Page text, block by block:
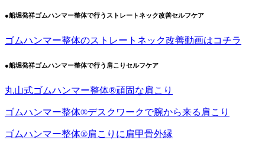
●船堀発祥ゴムハンマー整体で行うストレートネック改善セルフケア
ゴムハンマー整体のストレートネック改善動画はコチラ
●船堀発祥ゴムハンマー整体で行う肩こりセルフケア
丸山式ゴムハンマー整体®︎頑固な肩こり
ゴムハンマー整体®︎デスクワークで腕から来る肩こり
ゴムハンマー整体®️肩こりに肩甲骨外縁